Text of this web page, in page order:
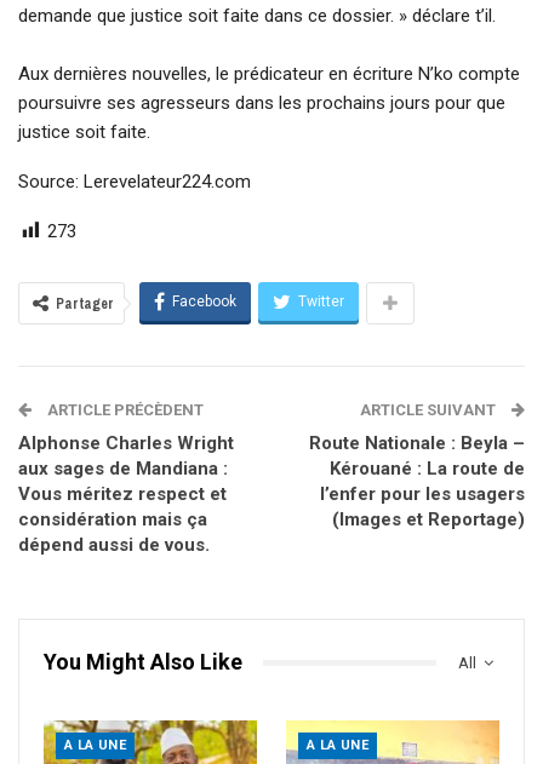
demande que justice soit faite dans ce dossier. » déclare t’il.
Aux dernières nouvelles, le prédicateur en écriture N’ko compte
poursuivre ses agresseurs dans les prochains jours pour que
justice soit faite.
Source: Lerevelateur224.com
273
Partager Facebook Twitter
ARTICLE PRÉCÈDENT
Alphonse Charles Wright
aux sages de Mandiana :
Vous méritez respect et
considération mais ça
dépend aussi de vous.
ARTICLE SUIVANT
Route Nationale : Beyla –
Kérouané : La route de
l’enfer pour les usagers
(Images et Reportage)
All
You Might Also Like
A LA UNE A LA UNE